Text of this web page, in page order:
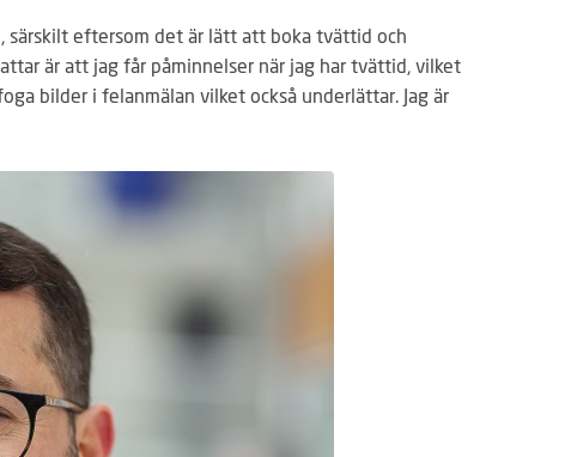
särskilt eftersom det är lätt att boka tvättid och
är att jag får påminnelser när jag har tvättid, vilket
bilder i felanmälan vilket också underlättar. Jag är